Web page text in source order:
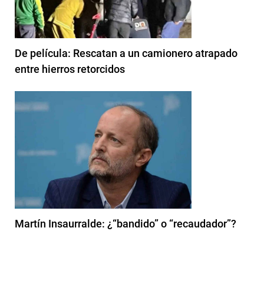
De película: Rescatan a un camionero atrapado
entre hierros retorcidos
Martín Insaurralde: ¿“bandido” o “recaudador”?